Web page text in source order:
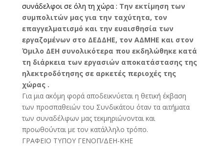
συνάδελφοι σε όλη τη χώρα : Την εκτίμηση των
συμπολιτών μας για την ταχύτητα, τον
επαγγελματισμό και την ευαισθησία των
εργαζομένων στο ΔΕΔΔΗΕ, τον ΑΔΜΗΕ και στον
Όμιλο ΔΕΗ συνολικότερα που εκδηλώθηκε κατά
τη διάρκεια των εργασιών αποκατάστασης της
ηλεκτροδότησης σε αρκετές περιοχές της
χώρας .
Για μια ακόμη φορά αποδεικνύεται η θετική έκβαση
των προσπαθειών του Συνδικάτου όταν τα αιτήματα
των συναδέλφων μας τεκμηριώνονται και
προωθούνται με τον κατάλληλο τρόπο.
ΓΡΑΦΕΙΟ ΤΥΠΟΥ ΓΕΝΟΠ/ΔΕΗ-ΚΗΕ